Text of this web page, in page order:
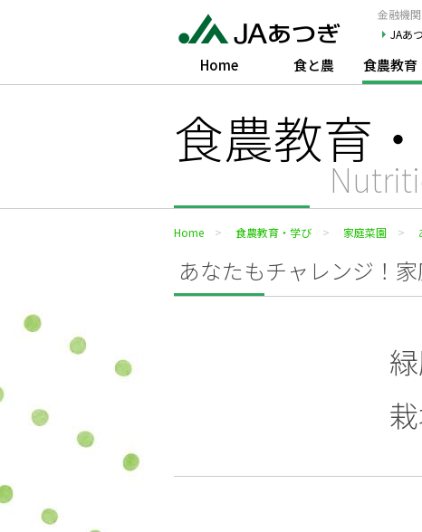
金融機
JAあ
Home 食と農 食農教育
食農教育
Home 食農教育・学び 家庭菜園
あなたもチャレンジ！